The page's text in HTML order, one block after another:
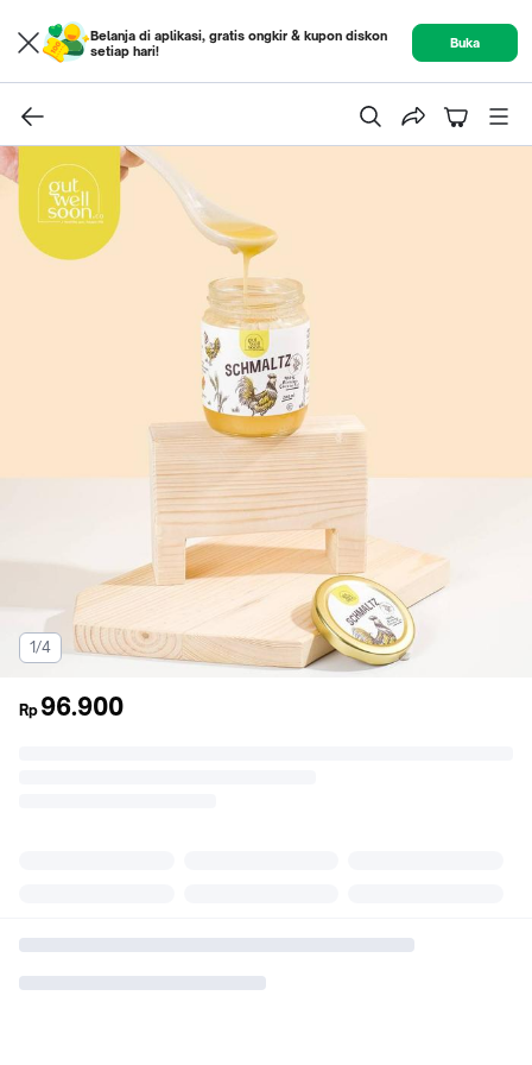
Belanja di aplikasi, gratis ongkir & kupon diskon
setiap hari!
Buka
1/4
Rp 96.900